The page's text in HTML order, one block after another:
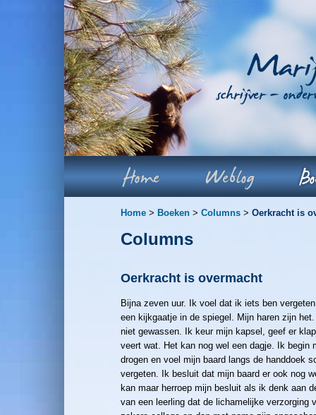
Home > Boeken > Columns > Oerkracht is
Columns
Oerkracht is overmacht
Bijna zeven uur. Ik voel dat ik iets ben
een kijkgaatje in de spiegel. Mijn haren zijn
niet gewassen. Ik keur mijn kapsel, geef er
veert wat. Het kan nog wel een dagje. Ik begin
drogen en voel mijn baard langs de handdoek
vergeten. Ik besluit dat mijn baard er ook nog
kan maar herroep mijn besluit als ik denk aan
van een leerling dat de lichamelijke verzorging